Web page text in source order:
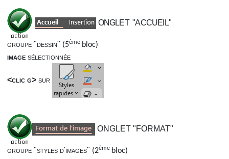
ONGLET "ACCUEIL"
groupe "dessin" (5ème bloc)
image sélectionnée
<clic g>sur
ONGLET "FORMAT"
groupe "styles d'images" (2ème bloc)